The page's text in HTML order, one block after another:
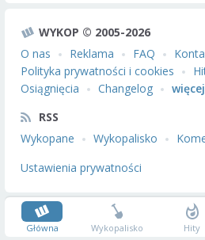
WYKOP © 2005-2026
O nas
Reklama FAQ
Polityka prywatności i cookies
Osiągnięcia
Changelog
więcej
RSS
Wykopane
Wykopalisko
Ustawienia prywatności
Główna Wykopalisko Hity